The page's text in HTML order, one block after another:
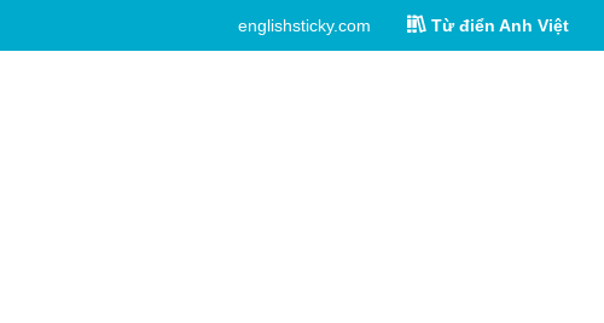
englishsticky.com Từ điển Anh Việt